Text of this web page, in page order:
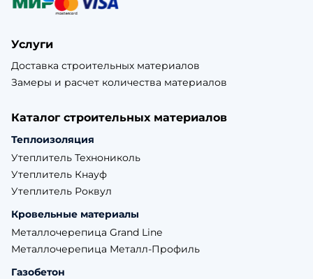
Услуги
Доставка строительных материалов
Замеры и расчет количества материалов
Каталог строительных материалов
Теплоизоляция
Утеплитель Технониколь
Утеплитель Кнауф
Утеплитель Роквул
Кровельные материалы
Металлочерепица Grand Line
Металлочерепица Металл-Профиль
Газобетон